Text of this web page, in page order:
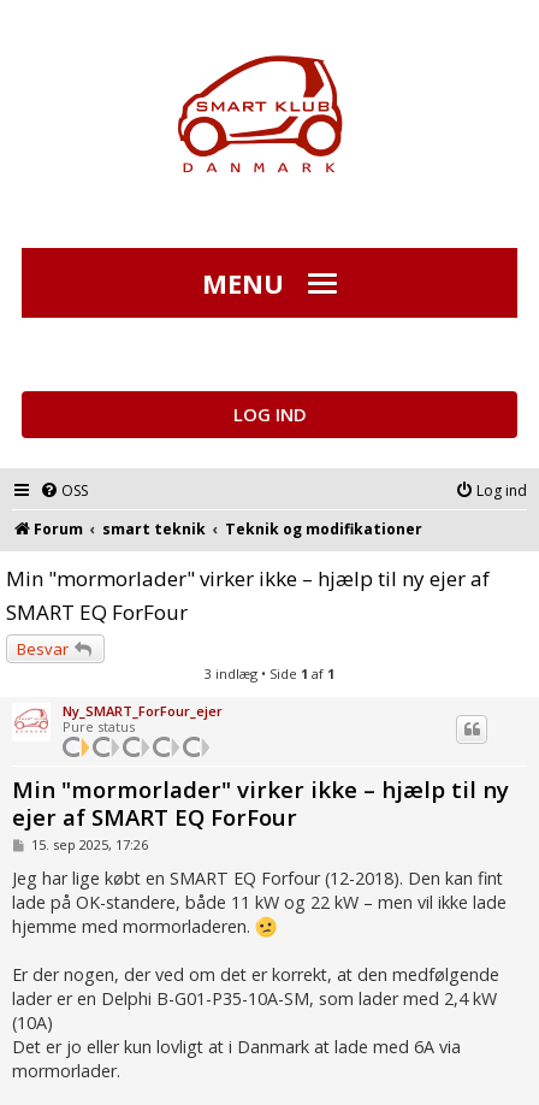
MENU
LOG IND
OSS
Log ind
Forum
smart teknik Teknik og modifikationer
Min "mormorlader" virker ikke – hjælp til ny ejer af
SMART EQ ForFour
Besvar
3 indlæg • Side 1 af 1
Ny_SMART_ForFour_ejer
Pure status
Min "mormorlader" virker ikke – hjælp til ny
ejer af SMART EQ ForFour
d
l
æ
g
15. sep 2025, 17:26
Jeg har lige købt en SMART EQ Forfour (12-2018). Den kan fint
lade på OK-standere, både 11 kW og 22 kW – men vil ikke lade
hjemme med mormorladeren.
Er der nogen, der ved om det er korrekt, at den medfølgende
lader er en Delphi B-G01-P35-10A-SM, som lader med 2,4 kW
(10A)
Det er jo eller kun lovligt at i Danmark at lade med 6A via
mormorlader.